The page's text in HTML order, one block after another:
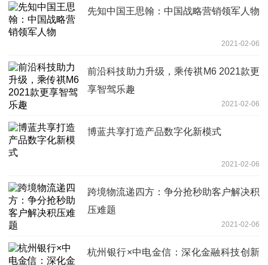
先知中国王思翰：中国战略营销领军人物
2021-02-06
前沿科技助力升级，乘传祺M6 2021款更
享智驾乐趣
2021-02-06
博蓝共享打造产品数字化新模式
2021-02-06
跨境物流递四方：争分抢秒助客户解决积
压难题
2021-02-06
杭州银行×中电金信：深化金融科技创新